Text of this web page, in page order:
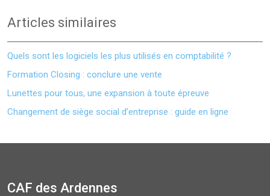
Articles similaires
Quels sont les logiciels les plus utilisés en comptabilité ?
Formation Closing : conclure une vente
Lunettes pour tous, une expansion à toute épreuve
Changement de siège social d’entreprise : guide en ligne
CAF des Ardennes